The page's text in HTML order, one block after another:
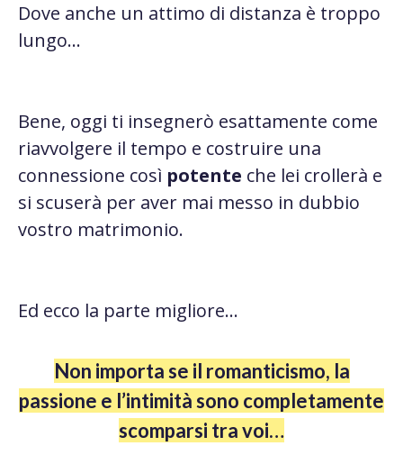
Dove anche un attimo di distanza è troppo
lungo…
Bene, oggi ti insegnerò esattamente come
riavvolgere il tempo e costruire una
connessione così potente che lei crollerà e
si scuserà per aver mai messo in dubbio
vostro matrimonio.
Ed ecco la parte migliore…
Non importa se il romanticismo, la
passione e l’intimità sono completamente
scomparsi tra voi…